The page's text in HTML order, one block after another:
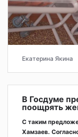
Екатерина Якина
В Госдуме
поощрять
С таким
Хамзаев.